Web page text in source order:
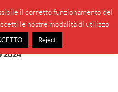
MENU
2024
il corretto funzionamento del
le nostre modalità di utilizzo
Reject